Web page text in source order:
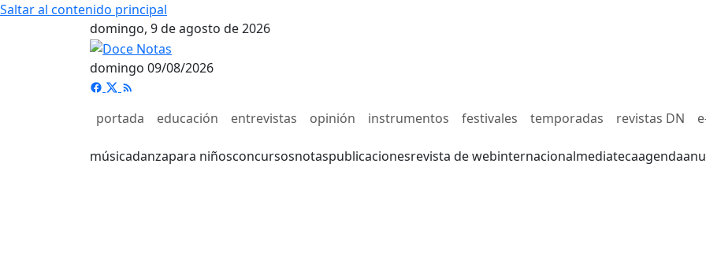
Saltar al contenido principal
domingo, 9 de agosto de 2026
domingo 09/08/2026
portada educación entrevistas opinión instrumentos festivales temporadas revistas DN
músicadanzapara niñosconcursosnotaspublicacionesrevista de webinternacionalmediatecaagenda